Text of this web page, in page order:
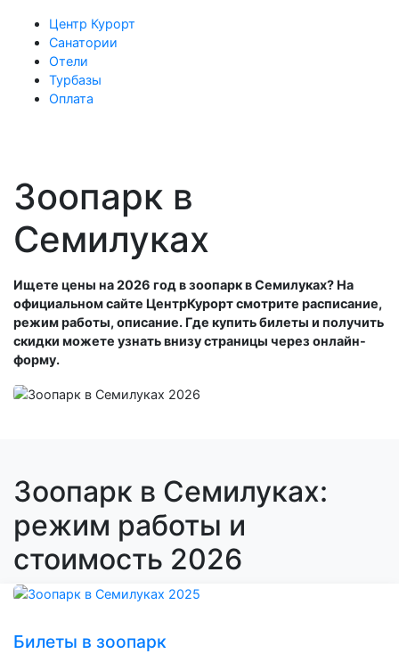
Центр Курорт
Санатории
Отели
Турбазы
Оплата
Зоопарк в
Семилуках
Ищете цены на 2026 год в зоопарк в Семилуках? На
официальном сайте ЦентрКурорт смотрите расписание,
режим работы, описание. Где купить билеты и получить
скидки можете узнать внизу страницы через онлайн-
форму.
Зоопарк в Семилуках:
режим работы и
стоимость 2026
Билеты в зоопарк